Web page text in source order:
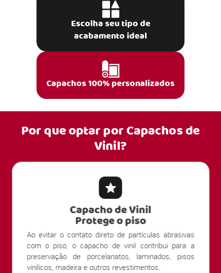
Escolha seu tipo de
acabamento ideal
Capachos 100% personalizados
Por que optar porCapachos de
Vinil?
Capacho de Vinil
Protege o piso
Ao evitar o contato direto de partículas abrasivas
com o piso, o capacho de vinil contribui para a
preservação de porcelanatos, laminados, pisos
vinílicos, madeira e outros revestimentos.